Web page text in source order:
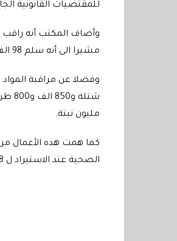
للمقتضيات القانونية
مشيرا الى أنه سلم 98 الف شهادة بشأن السلامة الصحية
مليون نبتة.
الصحية عند الاستيراد ل 18 الف و 860 حيوان و15 مليون كتكوت حديث الولادة ومادة البيض